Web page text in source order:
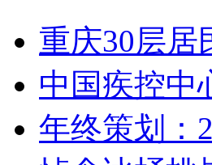
重庆30层
中国疾控中
年终策划：